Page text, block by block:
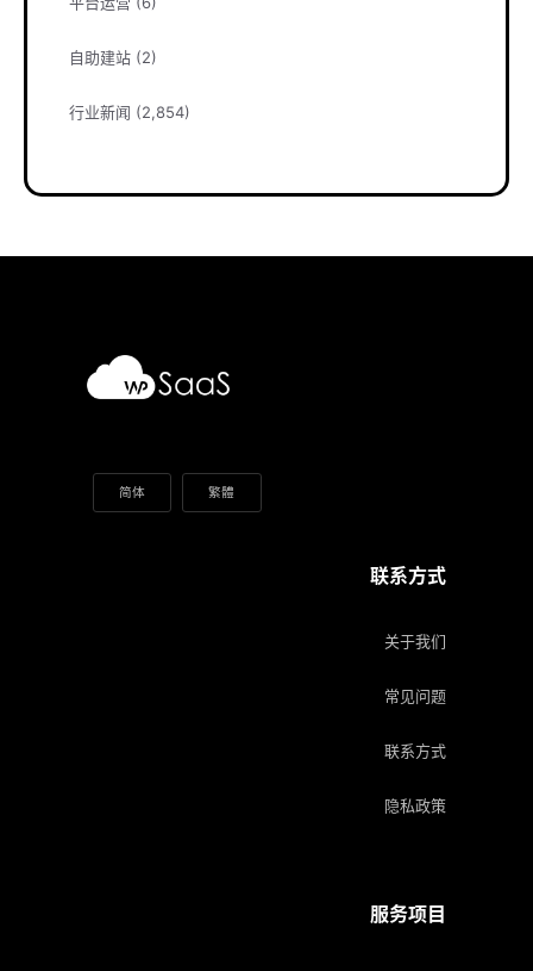
自助建站 (2)
行业新闻 (2,854)
简体 繁體
联系方式
关于我们
常见问题
联系方式
隐私政策
服务项目